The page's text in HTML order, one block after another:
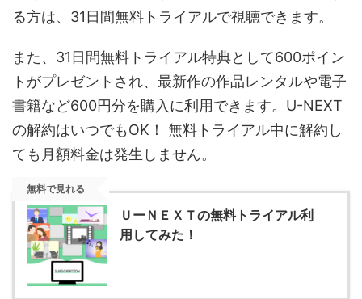
る方は、31日間無料トライアルで視聴できます。
また、31日間無料トライアル特典として600ポイン
トがプレゼントされ、最新作の作品レンタルや電子
書籍など600円分を購入に利用できます。U-NEXT
の解約はいつでもOK！ 無料トライアル中に解約し
ても月額料金は発生しません。
無料で見れる
ＵーＮＥＸＴの無料トライアル利
用してみた！